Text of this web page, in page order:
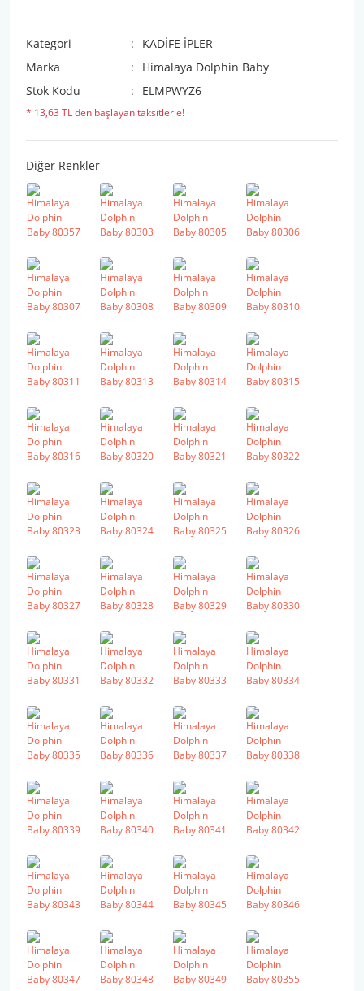
Kategori
KADİFE İPLER
Marka
Himalaya Dolphin Baby
Stok Kodu
ELMPWYZ6
* 13,63 TL den başlayan taksitlerle!
Diğer Renkler